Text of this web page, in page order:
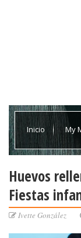
Inicio My
Huevos
Fiestas
Ivette González